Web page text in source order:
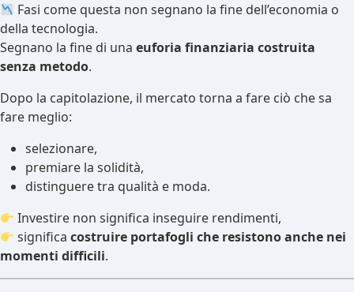
Fasi come questa non segnano la fine dell’economia o
della tecnologia.
Segnano la fine di una euforia finanziaria costruita
senza metodo.
Dopo la capitolazione, il mercato torna a fare ciò che sa
fare meglio:
selezionare,
premiare la solidità,
distinguere tra qualità e moda.
Investire non significa inseguire rendimenti,
significacostruire portafogli che resistono anche nei
momenti difficili.